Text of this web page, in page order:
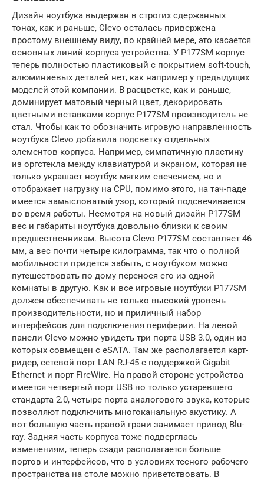
Дизайн ноутбука выдержан в строгих сдержанных
тонах, как и раньше, Clevo осталась привержена
простому внешнему виду, по крайней мере, это касается
основных линий корпуса устройства. У P177SM корпус
теперь полностью пластиковый с покрытием soft-touch,
алюминиевых деталей нет, как например у предыдущих
моделей этой компании. В расцветке, как и раньше,
доминирует матовый черный цвет, декорировать
цветными вставками корпус P177SM производитель не
стал. Чтобы как то обозначить игровую направленность
ноутбука Clevo добавила подсветку отдельных
элементов корпуса. Например, симпатичную пластину
из оргстекла между клавиатурой и экраном, которая не
только украшает ноутбук мягким свечением, но и
отображает нагрузку на CPU, помимо этого, на тач-паде
имеется замысловатый узор, который подсвечивается
во время работы. Несмотря на новый дизайн P177SM
вес и габариты ноутбука довольно близки к своим
предшественникам. Высота Clevo P177SM составляет 46
мм, а вес почти четыре килограмма, так что о полной
мобильности придется забыть, с ноутбуком можно
путешествовать по дому перенося его из одной
комнаты в другую. Как и все игровые ноутбуки P177SM
должен обеспечивать не только высокий уровень
производительности, но и приличный набор
интерфейсов для подключения периферии. На левой
панели Clevo можно увидеть три порта USB 3.0, один из
которых совмещен с eSATA. Там же располагается карт-
ридер, сетевой порт LAN RJ-45 с поддержкой Gigabit
Ethernet и порт FireWire. На правой стороне устройства
имеется четвертый порт USB но только устаревшего
стандарта 2.0, четыре порта аналогового звука, которые
позволяют подключить многоканальную акустику. А
вот большую часть правой грани занимает привод Blu-
ray. Задняя часть корпуса тоже подверглась
изменениям, теперь сзади располагается больше
портов и интерфейсов, что в условиях тесного рабочего
пространства на столе можно приветствовать. В